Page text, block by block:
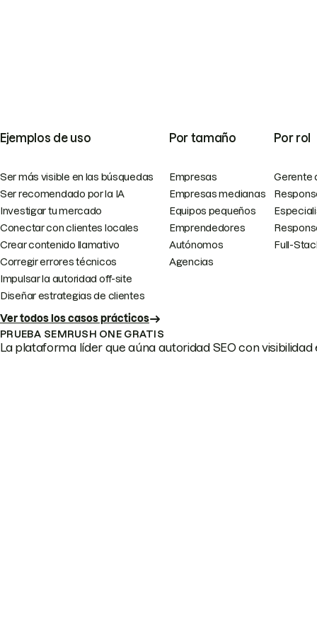
Ejemplos de uso
Ser más visible en las búsquedas
Ser recomendado por la IA
Investigar tu mercado
Conectar con clientes locales
Crear contenido llamativo
Corregir errores técnicos
Impulsar la autoridad off-site
Diseñar estrategias de clientes
Ver todos los casos prácticos
Por tamaño
Empresas
Empresas medianas
Equipos pequeños
Emprendedores
Autónomos
Agencias
Por rol
Gerente
Full-
PRUEBA SEMRUSH ONE GRATIS
La plataforma líder que aúna autoridad SEO con visibilidad